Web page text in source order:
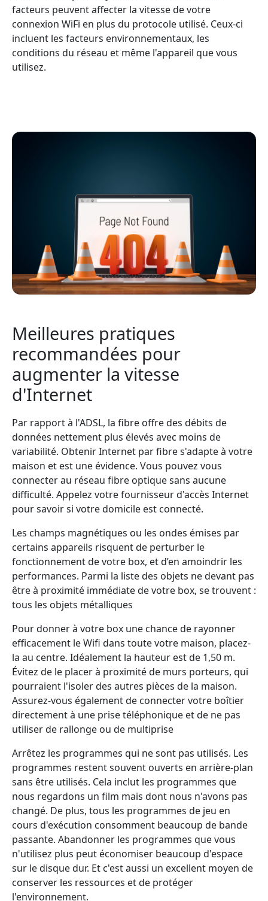
facteurs peuvent affecter la vitesse de votre
connexion WiFi en plus du protocole utilisé. Ceux-ci
incluent les facteurs environnementaux, les
conditions du réseau et même l'appareil que vous
utilisez.
Meilleures pratiques
recommandées pour
augmenter la vitesse
d'Internet
Par rapport à l'ADSL, la fibre offre des débits de
données nettement plus élevés avec moins de
variabilité. Obtenir Internet par fibre s'adapte à votre
maison et est une évidence. Vous pouvez vous
connecter au réseau fibre optique sans aucune
difficulté. Appelez votre fournisseur d'accès Internet
pour savoir si votre domicile est connecté.
Les champs magnétiques ou les ondes émises par
certains appareils risquent de perturber le
fonctionnement de votre box, et d’en amoindrir les
performances. Parmi la liste des objets ne devant pas
être à proximité immédiate de votre box, se trouvent :
tous les objets métalliques
Pour donner à votre box une chance de rayonner
efficacement le Wifi dans toute votre maison, placez-
la au centre. Idéalement la hauteur est de 1,50 m.
Évitez de le placer à proximité de murs porteurs, qui
pourraient l'isoler des autres pièces de la maison.
Assurez-vous également de connecter votre boîtier
directement à une prise téléphonique et de ne pas
utiliser de rallonge ou de multiprise
Arrêtez les programmes qui ne sont pas utilisés. Les
programmes restent souvent ouverts en arrière-plan
sans être utilisés. Cela inclut les programmes que
nous regardons un film mais dont nous n'avons pas
changé. De plus, tous les programmes de jeu en
cours d'exécution consomment beaucoup de bande
passante. Abandonner les programmes que vous
n'utilisez plus peut économiser beaucoup d'espace
sur le disque dur. Et c'est aussi un excellent moyen de
conserver les ressources et de protéger
l'environnement.